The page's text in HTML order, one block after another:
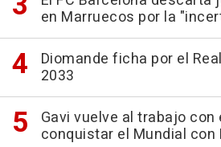
en Marruecos por la
Diomande ficha por el
2033
Gavi vuelve al trabajo con
conquistar el Mundial con